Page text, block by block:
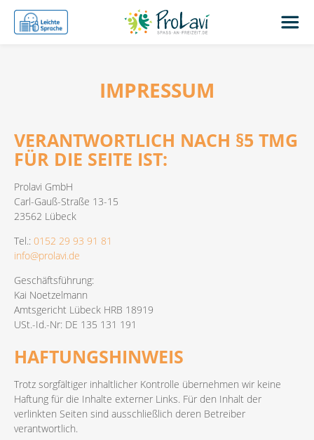
IMPRESSUM
VERANTWORTLICH NACH §5 TMG
FÜR DIE SEITE IST:
Prolavi GmbH
Carl-Gauß-Straße 13-15
23562 Lübeck
Tel.: 0152 29 93 91 81
info@prolavi.de
Geschäftsführung:
Kai Noetzelmann
Amtsgericht Lübeck HRB 18919
USt.-Id.-Nr: DE 135 131 191
HAFTUNGSHINWEIS
Trotz sorgfältiger inhaltlicher Kontrolle übernehmen wir keine
Haftung für die Inhalte externer Links. Für den Inhalt der
verlinkten Seiten sind ausschließlich deren Betreiber
verantwortlich.